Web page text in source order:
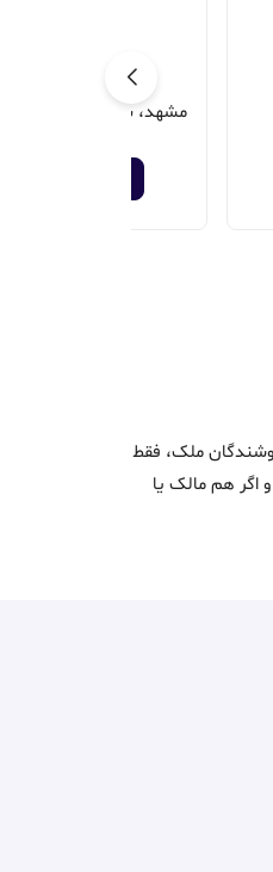
ملک، فقط
اگر هم مالک یا